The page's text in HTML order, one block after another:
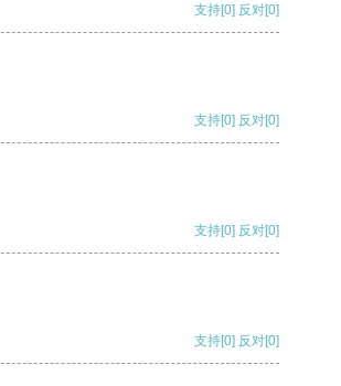
支持[0] 反对[0]
支持[0] 反对[0]
支持[0] 反对[0]
支持[0] 反对[0]